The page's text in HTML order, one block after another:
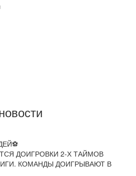
ДОИГРОВКИ 2-Х ТАЙМОВ
КОМАНДЫ ДОИГРЫВАЮТ В